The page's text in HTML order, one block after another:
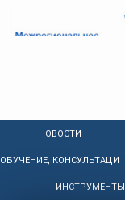
НОВОСТИ
ОБУЧЕНИЕ, КОНСУЛЬТАЦИИ
ИНСТРУМЕНТЫ